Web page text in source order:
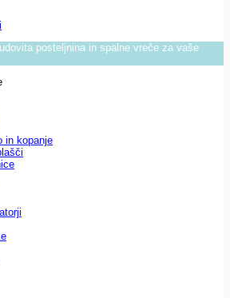
posteljnina in spalne vreče za vaše
in kopanje